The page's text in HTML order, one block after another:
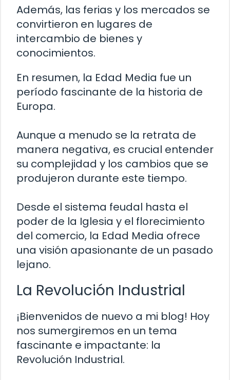
Además, las ferias y los mercados se
convirtieron en lugares de
intercambio de bienes y
conocimientos.
En resumen, la Edad Media fue un
período fascinante de la historia de
Europa.
Aunque a menudo se la retrata de
manera negativa, es crucial entender
su complejidad y los cambios que se
produjeron durante este tiempo.
Desde el sistema feudal hasta el
poder de la Iglesia y el florecimiento
del comercio, la Edad Media ofrece
una visión apasionante de un pasado
lejano.
La Revolución Industrial
¡Bienvenidos de nuevo a mi blog! Hoy
nos sumergiremos en un tema
fascinante e impactante: la
Revolución Industrial.